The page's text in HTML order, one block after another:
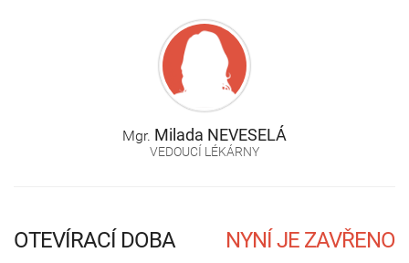
Mgr. Milada NEVESELÁ
VEDOUCÍ LÉKÁRNY
OTEVÍRACÍ DOBA